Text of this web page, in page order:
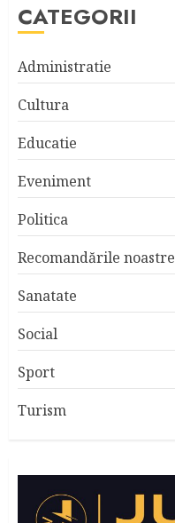
CATEGORII
Administratie
Cultura
Educatie
Eveniment
Politica
Recomandările noastre
Sanatate
Social
Sport
Turism